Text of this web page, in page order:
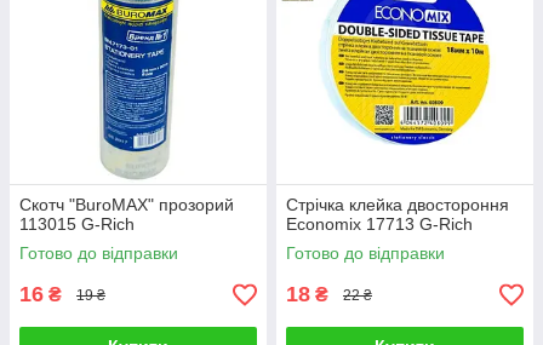
Скотч "BuroMAX" прозорий
113015 G-Rich
Готово до відправки
16 ₴ 19 ₴
Стрічка клейка двостороння
Economix 17713 G-Rich
Готово до відправки
18 ₴ 22 ₴